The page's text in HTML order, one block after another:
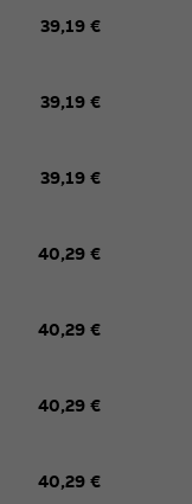
39,19 €
39,19 €
39,19 €
40,29 €
40,29 €
40,29 €
40,29 €